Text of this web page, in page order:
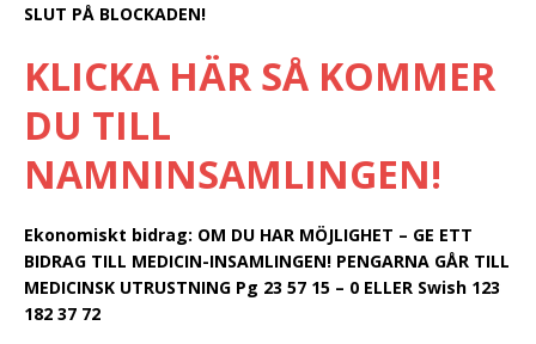
SLUT PÅ BLOCKADEN!
KLICKA HÄR SÅ KOMMER
DU TILL
NAMNINSAMLINGEN!
Ekonomiskt bidrag: OM DU HAR MÖJLIGHET – GE ETT
BIDRAG TILL MEDICIN-INSAMLINGEN! PENGARNA GÅR TILL
MEDICINSK UTRUSTNING Pg 23 57 15 – 0 ELLER Swish 123
182 37 72